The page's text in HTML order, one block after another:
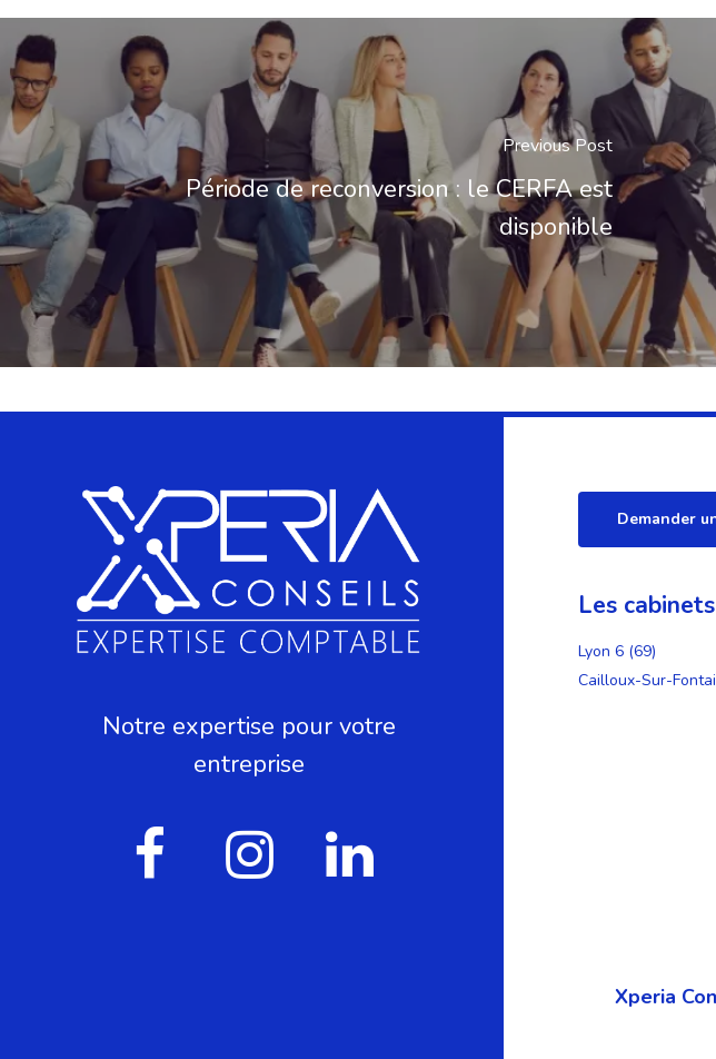
Previous Post
Période de reconversion : le CERFA est
disponible
Notre expertise pour votre
entreprise
Demander
Les cabinets
Lyon 6 (69)
Cailloux-Sur-
Xperia